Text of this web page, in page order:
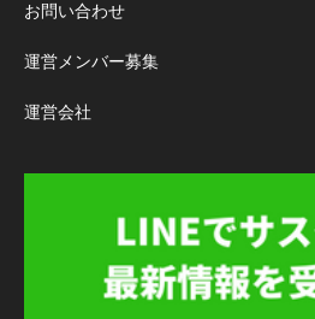
お問い合わせ
運営メンバー募集
運営会社